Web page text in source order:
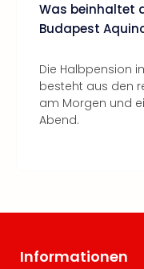
Was beinhaltet
Budapest
Die Halbpension
besteht aus den
am Morgen und
Abend.
Informationen